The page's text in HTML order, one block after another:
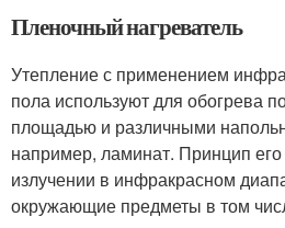
Пленочный нагреватель
Утепление с применением
пола используют для обогрева
площадью и различными
например, ламинат. Принцип
излучении в инфракрасном
окружающие предметы в том